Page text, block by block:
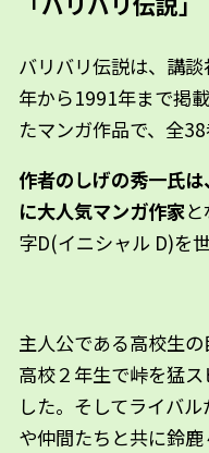
バリバリ伝説は、講
年から1991年まで掲
たマンガ作品で、全
作者のしげの秀一氏
に大人気マンガ作家
字D(イニシャル D)を
主人公である高校生の
高校２年生で峠を猛
した。そしてライバ
や仲間たちと共に鈴